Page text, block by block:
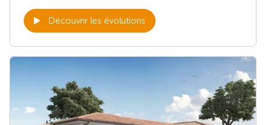
Découvrir les évolutions